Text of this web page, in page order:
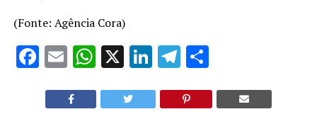
(Fonte: Agência Cora)
Facebook
EmailWhatsApp
X LinkedIn
Telegram
Share